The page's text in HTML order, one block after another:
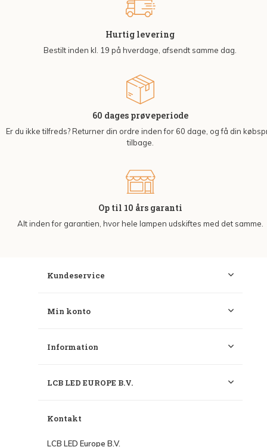
Hurtig levering
Bestilt inden kl. 19 på hverdage, afsendt samme dag.
60 dages prøveperiode
Er du ikke tilfreds? Returner din ordre inden for 60 dage, og få din
tilbage.
Op til 10 års garanti
Alt inden for garantien, hvor hele lampen udskiftes med det samme.
Kundeservice
Min konto
Information
LCB LED EUROPE B.V.
Kontakt
LCB LED Europe B.V.